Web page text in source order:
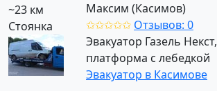
~23 км
Стоянка
Максим (Касимов)
✩✩✩✩✩ Отзывов: 0
Эвакуатор Газель
платформа с лебедкой
Эвакуатор в Касимове